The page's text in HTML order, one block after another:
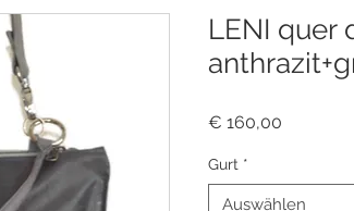
LENI quer
€ 160,00
Gurt *
Auswählen